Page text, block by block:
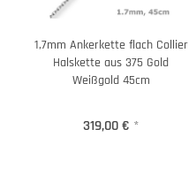
1,7mm Ankerkette flach Collier
Halskette aus 375 Gold
Weißgold 45cm
319,00 € *